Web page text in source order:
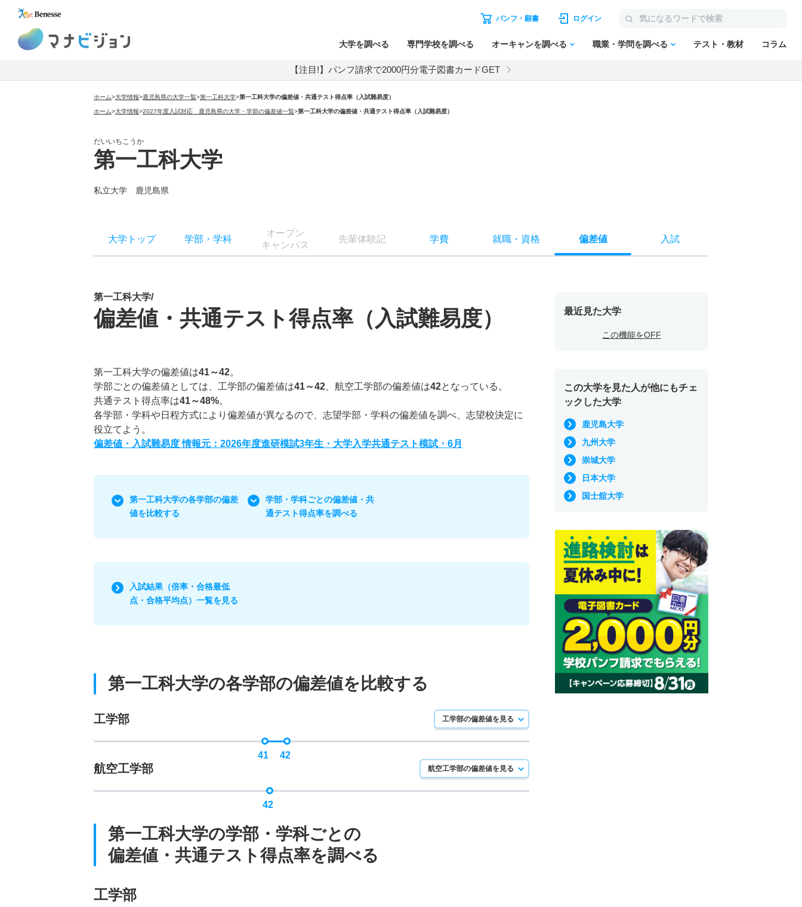
パンフ・願書 ログイン
大学を調べる 専門学校を調べる オーキャンを調べる 職業・学問を調べる テスト・教材 コラム
【注目!】パンフ請求で2000円分電子図書カードGET
ホーム>大学情報>鹿児島県の大学一覧>第一工科大学>第一工科大学の偏差値・共通テスト得点率（入試難易度）
ホーム>大学情報>2027年度入試対応 鹿児島県の大学・学部の偏差値一覧>第一工科大学の偏差値・共通テスト得点率（入試難易度）
だいいちこうか
第一工科大学
私立大学 鹿児島県
大学トップ 学部 ・ 学科
オープン
キャンパス
先輩体験記 学費 就職・ 資格 偏差値 入試
第一工科大学/
偏差値・共通テスト得点率（入試難易度）
第一工科大学の偏差値は41～42。
学部ごとの偏差値としては、工学部の偏差値は41～42 、航空工学部の偏差値は42となっている。
共通テスト得点率は41～48%。
各学部・学科や日程方式により偏差値が異なるので、志望学部・学科の偏差値を調べ、志望校決定に
役立てよう。
偏差値・入試難易度 情報元：2026年度進研模試3年生・大学入学共通テスト模試・6月
第一工科大学の各学部の偏差
値を比較する
学部・学科ごとの偏差値・共
通テスト得点率を調べる
入試結果（倍率・合格最低
点・合格平均点）一覧を見る
第一工科大学の各学部の偏差値を比較する
工学部
41 42
工学部の偏差値を見る
航空工学部
42
航空工学部の偏差値を見る
第一工科大学の学部・学科ごとの
偏差値・共通テスト得点率を調べる
工学部
最近見た大学
この機能をOFF
この大学を見た人が他にもチェ
ックした大学
鹿児島大学
九州大学
崇城大学
日本大学
国士舘大学